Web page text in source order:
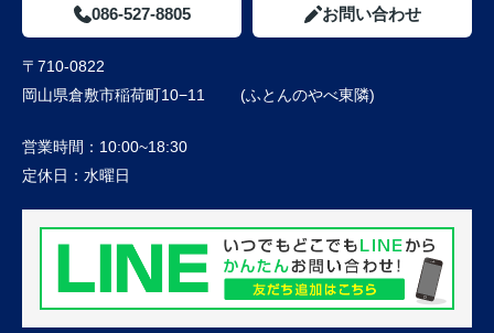
086-527-8805 お問い合わせ
〒710-0822
岡山県倉敷市稲荷町10−11 (ふとんのやべ東隣)
営業時間： 10:00~18:30
定休日： 水曜日